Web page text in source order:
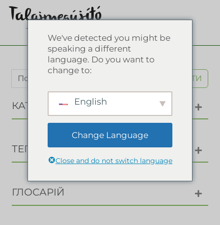
ШУКАТИ
КАТЕГОРІЇ
ТЕГИ
ГЛОСАРІЙ
We've detected you might be
speaking a different
language. Do you want to
change to:
English
Change Language
Close and do not switch language